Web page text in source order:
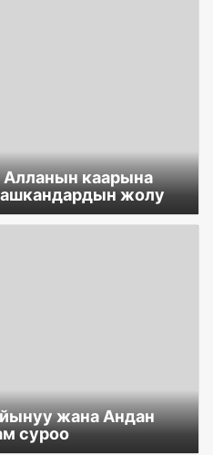
каарына
жолу
жана Андан
суроо